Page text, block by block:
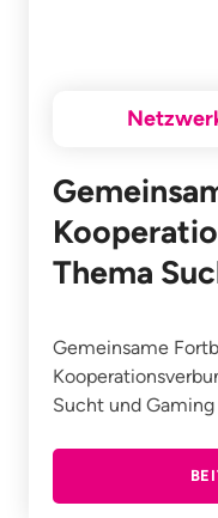
Thema
Gemeinsame
Sucht und Gaming